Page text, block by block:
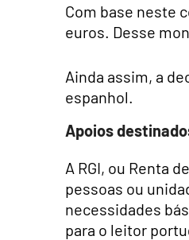
Com base neste
euros. Desse
Ainda assim, a
espanhol.
Apoios
A RGI, ou Renta
pessoas ou
necessidades
para o leitor